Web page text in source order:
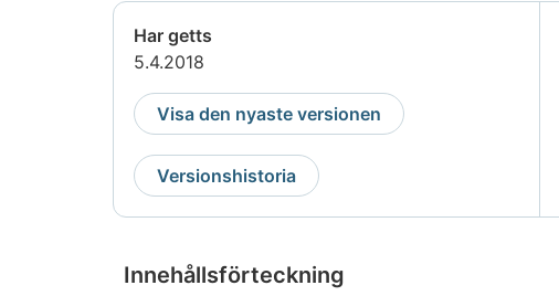
Har getts
5.4.2018
Visa den nyaste versionen
Versionshistoria
Innehållsförteckning